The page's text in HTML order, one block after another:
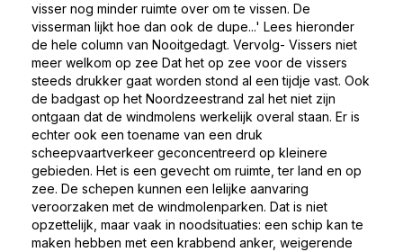
visser nog minder ruimte over om te vissen. De
visserman lijkt hoe dan ook de dupe...' Lees hieronder
de hele column van Nooitgedagt. Vervolg- Vissers niet
meer welkom op zee Dat het op zee voor de vissers
steeds drukker gaat worden stond al een tijdje vast. Ook
de badgast op het Noordzeestrand zal het niet zijn
ontgaan dat de windmolens werkelijk overal staan. Er is
echter ook een toename van een druk
scheepvaartverkeer geconcentreerd op kleinere
gebieden. Het is een gevecht om ruimte, ter land en op
zee. De schepen kunnen een lelijke aanvaring
veroorzaken met de windmolenparken. Dat is niet
opzettelijk, maar vaak in noodsituaties: een schip kan te
maken hebben met een krabbend anker, weigerende